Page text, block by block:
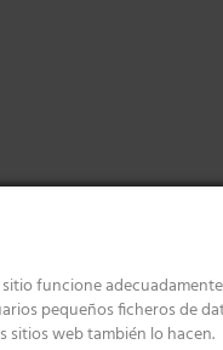
funcione
pequeños ficheros de
sitios web también lo hacen.